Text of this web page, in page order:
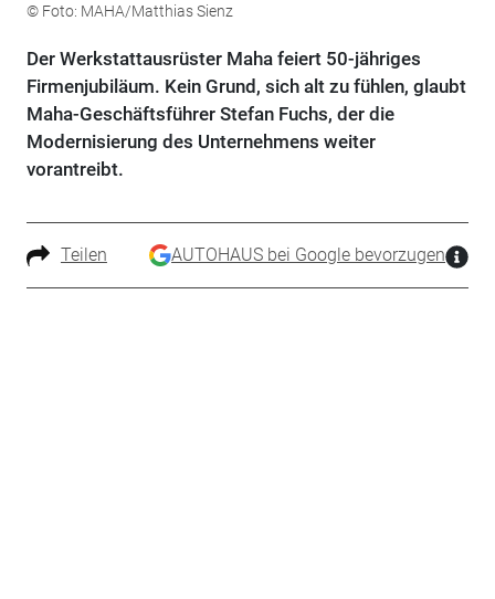
© Foto: MAHA/Matthias Sienz
Der Werkstattausrüster Maha feiert 50-jähriges
Firmenjubiläum. Kein Grund, sich alt zu fühlen, glaubt
Maha-Geschäftsführer Stefan Fuchs, der die
Modernisierung des Unternehmens weiter
vorantreibt.
Teilen AUTOHAUS bei Google bevorzugen